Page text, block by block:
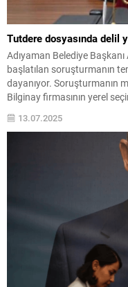
Tutdere dosyasında delil
Adıyaman Belediye
başlatılan soruşturmanın
dayanıyor. Soruşturmanın
Bilginay firmasının yerel
ödemelerin belgelerle
13.07.2025